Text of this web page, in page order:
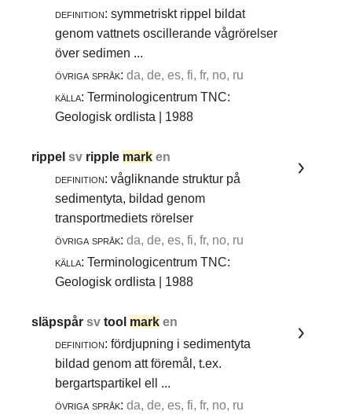
definition: symmetriskt rippel bildat
genom vattnets oscillerande vågrörelser
över sedimen ...
övriga språk: da, de, es, fi, fr, no, ru
källa: Terminologicentrum TNC:
Geologisk ordlista | 1988
rippelsv ripple mark en
definition: vågliknande struktur på
sedimentyta, bildad genom
transportmediets rörelser
övriga språk: da, de, es, fi, fr, no, ru
källa: Terminologicentrum TNC:
Geologisk ordlista | 1988
släpspårsvtool mark en
definition: fördjupning i sedimentyta
bildad genom att föremål, t.ex.
bergartspartikel ell ...
övriga språk: da, de, es, fi, fr, no, ru